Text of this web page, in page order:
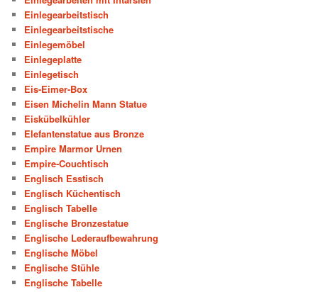
Einlegearbeitstisch
Einlegearbeitstische
Einlegemöbel
Einlegeplatte
Einlegetisch
Eis-Eimer-Box
Eisen Michelin Mann Statue
Eiskübelkühler
Elefantenstatue aus Bronze
Empire Marmor Urnen
Empire-Couchtisch
Englisch Esstisch
Englisch Küchentisch
Englisch Tabelle
Englische Bronzestatue
Englische Lederaufbewahrung
Englische Möbel
Englische Stühle
Englische Tabelle